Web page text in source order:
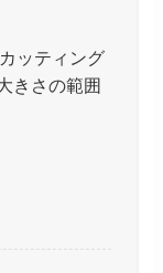
ッティング
きさの範囲